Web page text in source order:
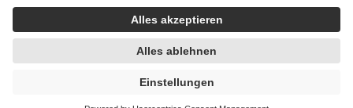
https://help.etrusted.com/hc/de/articles/4419944605341
Einige Bilder und Inhalte wurden unter Zuhilfenahme künstlicher